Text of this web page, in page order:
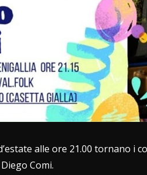
alle ore 21.00 tornano i
Diego Comi.